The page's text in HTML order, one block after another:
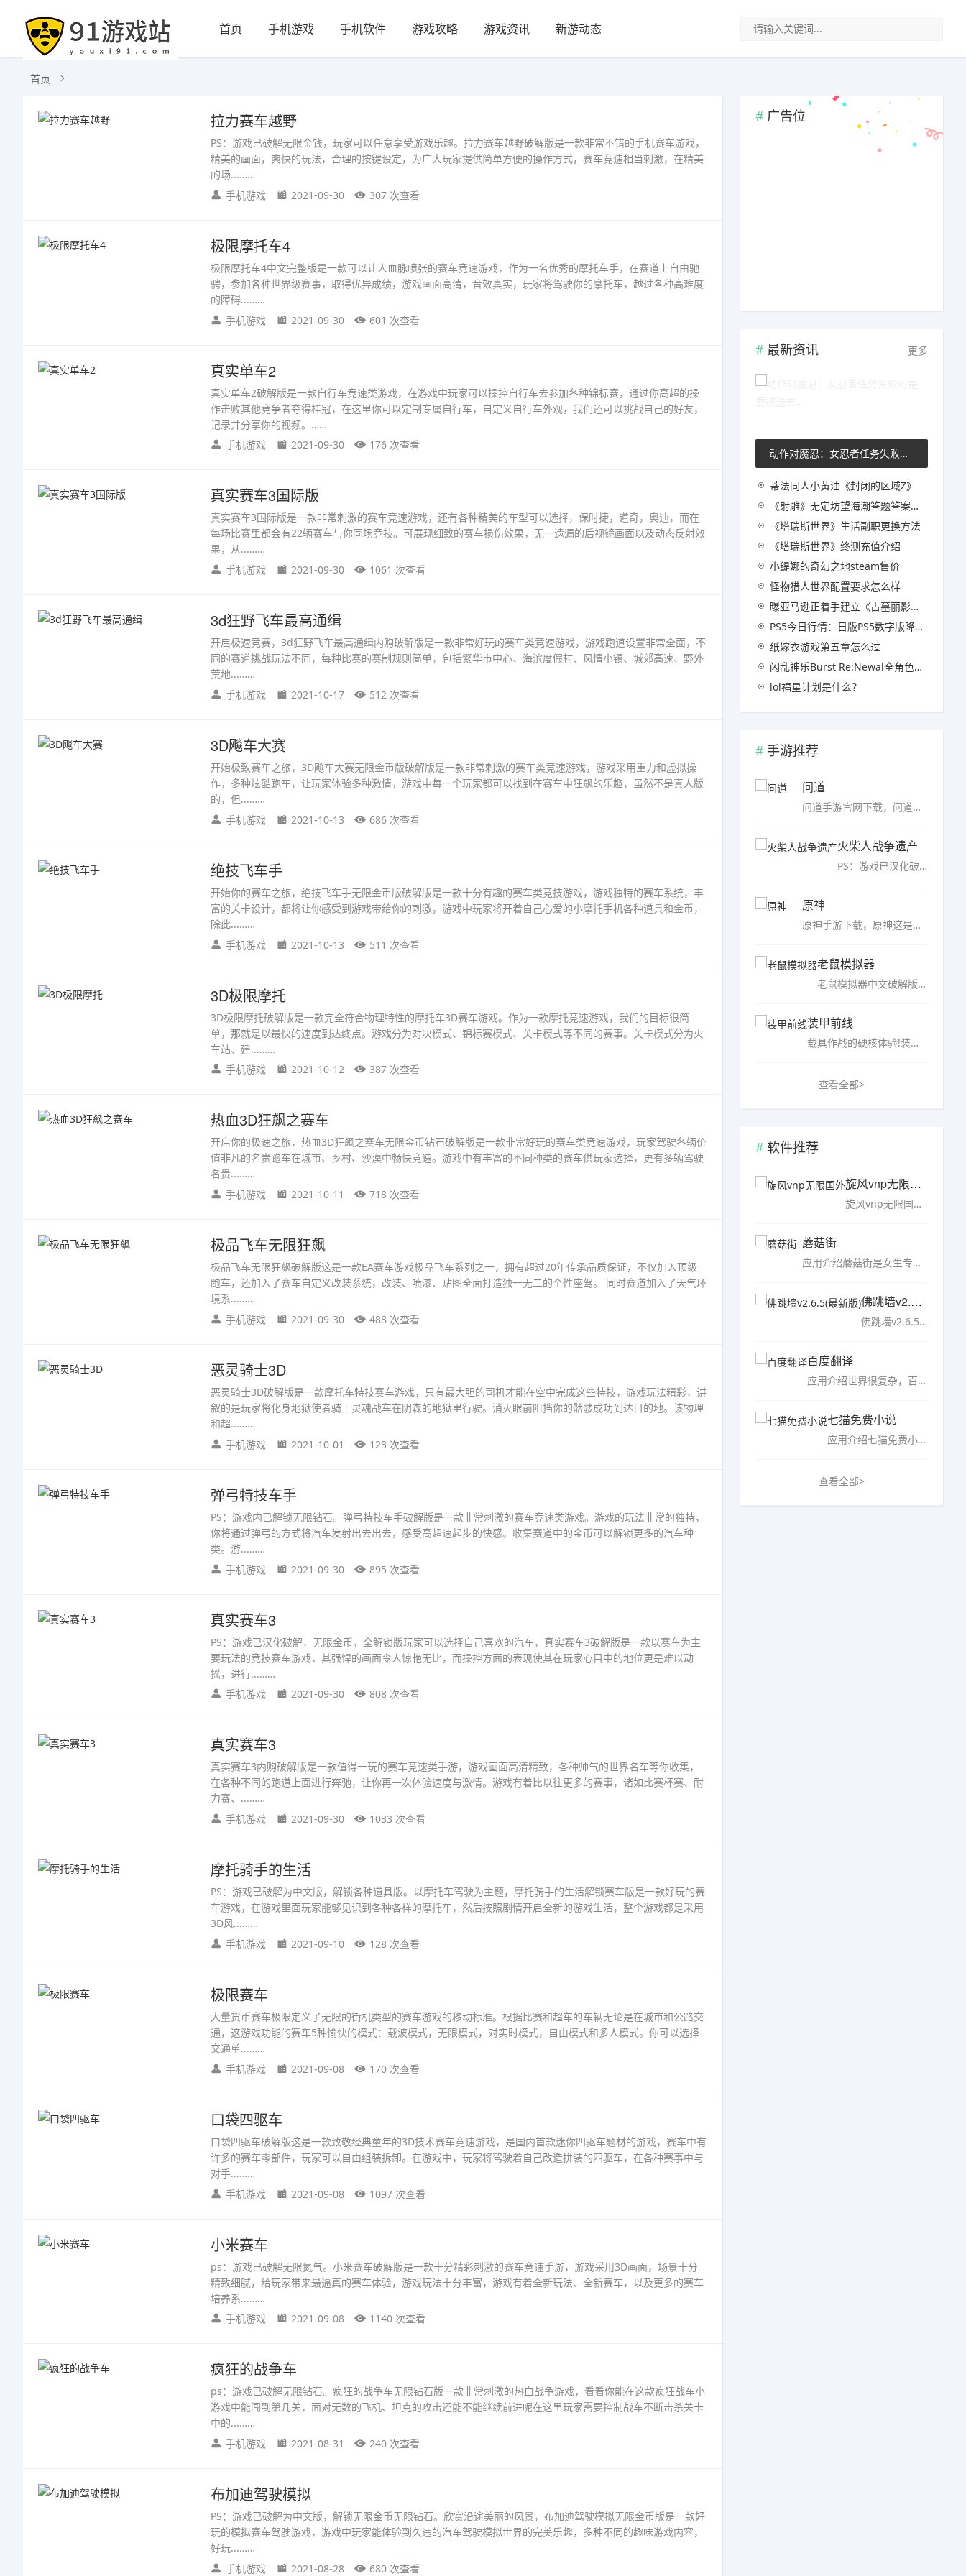
首页 手机游戏 手机软件 游戏攻略 游戏资讯 新游动态
首页
拉力赛车越野
PS：游戏已破解无限金钱，玩家可以任意享受游戏乐趣。拉力赛车越野破解版是一款非常不错的手机赛车游戏，
精美的画面，爽快的玩法，合理的按键设定，为广大玩家提供简单方便的操作方式，赛车竞速相当刺激，在精美
的场...……
手机游戏
2021-09-30 307 次查看
极限摩托车4
极限摩托车4中文完整版是一款可以让人血脉喷张的赛车竞速游戏，作为一名优秀的摩托车手，在赛道上自由驰
骋，参加各种世界级赛事，取得优异成绩，游戏画面高清，音效真实，玩家将驾驶你的摩托车，越过各种高难度
的障碍...……
手机游戏
2021-09-30 601 次查看
真实单车2
真实单车2破解版是一款自行车竞速类游戏，在游戏中玩家可以操控自行车去参加各种锦标赛，通过你高超的操
作击败其他竞争者夺得桂冠，在这里你可以定制专属自行车，自定义自行车外观，我们还可以挑战自己的好友，
记录并分享你的视频。……
手机游戏
2021-09-30 176 次查看
真实赛车3国际版
真实赛车3国际版是一款非常刺激的赛车竞速游戏，还有各种精美的车型可以选择，保时捷，道奇，奥迪，而在
每场比赛里都会有22辆赛车与你同场竞技。可展现细致的赛车损伤效果，无一遗漏的后视镜画面以及动态反射效
果，从...……
手机游戏
2021-09-30 1061 次查看
3d狂野飞车最高通缉
开启极速竞赛，3d狂野飞车最高通缉内购破解版是一款非常好玩的赛车类竞速游戏，游戏跑道设置非常全面，不
同的赛道挑战玩法不同，每种比赛的赛制规则简单，包括繁华市中心、海滨度假村、风情小镇、城郊高速、野外
荒地...……
手机游戏
2021-10-17 512 次查看
3D飚车大赛
开始极致赛车之旅，3D飚车大赛无限金币版破解版是一款非常刺激的赛车类竞速游戏，游戏采用重力和虚拟操
作，多种炫酷跑车，让玩家体验多种激情，游戏中每一个玩家都可以找到在赛车中狂飙的乐趣，虽然不是真人版
的，但...……
手机游戏
2021-10-13 686 次查看
绝技飞车手
开始你的赛车之旅，绝技飞车手无限金币版破解版是一款十分有趣的赛车类竞技游戏，游戏独特的赛车系统，丰
富的关卡设计，都将让你感受到游戏带给你的刺激，游戏中玩家将开着自己心爱的小摩托手机各种道具和金币，
除此...……
手机游戏
2021-10-13 511 次查看
3D极限摩托
3D极限摩托破解版是一款完全符合物理特性的摩托车3D赛车游戏。作为一款摩托竞速游戏，我们的目标很简
单，那就是以最快的速度到达终点。游戏分为对决模式、锦标赛模式、关卡模式等不同的赛事。关卡模式分为火
车站、建...……
手机游戏
2021-10-12 387 次查看
热血3D狂飙之赛车
开启你的极速之旅，热血3D狂飙之赛车无限金币钻石破解版是一款非常好玩的赛车类竞速游戏，玩家驾驶各辆价
值非凡的名贵跑车在城市、乡村、沙漠中畅快竞速。游戏中有丰富的不同种类的赛车供玩家选择，更有多辆驾驶
名贵...……
手机游戏
2021-10-11 718 次查看
极品飞车无限狂飙
极品飞车无限狂飙破解版这是一款EA赛车游戏极品飞车系列之一，拥有超过20年传承品质保证，不仅加入顶级
跑车，还加入了赛车自定义改装系统，改装、喷漆、贴图全面打造独一无二的个性座驾。 同时赛道加入了天气环
境系...……
手机游戏
2021-09-30 488 次查看
恶灵骑士3D
恶灵骑士3D破解版是一款摩托车特技赛车游戏，只有最大胆的司机才能在空中完成这些特技，游戏玩法精彩，讲
叙的是玩家将化身地狱使者骑上灵魂战车在阴森的地狱里行驶。消灭眼前阻挡你的骷髅成功到达目的地。该物理
和超...……
手机游戏
2021-10-01 123 次查看
弹弓特技车手
PS：游戏内已解锁无限钻石。弹弓特技车手破解版是一款非常刺激的赛车竞速类游戏。游戏的玩法非常的独特，
你将通过弹弓的方式将汽车发射出去出去，感受高超速起步的快感。收集赛道中的金币可以解锁更多的汽车种
类。游...……
手机游戏
2021-09-30 895 次查看
真实赛车3
PS：游戏已汉化破解，无限金币，全解锁版玩家可以选择自己喜欢的汽车，真实赛车3破解版是一款以赛车为主
要玩法的竞技赛车游戏，其强悍的画面令人惊艳无比，而操控方面的表现使其在玩家心目中的地位更是难以动
摇，进行...……
手机游戏
2021-09-30 808 次查看
真实赛车3
真实赛车3内购破解版是一款值得一玩的赛车竞速类手游，游戏画面高清精致，各种帅气的世界名车等你收集，
在各种不同的跑道上面进行奔驰，让你再一次体验速度与激情。游戏有着比以往更多的赛事，诸如比赛杯赛、耐
力赛、...……
手机游戏
2021-09-30 1033 次查看
摩托骑手的生活
PS：游戏已破解为中文版，解锁各种道具版。以摩托车驾驶为主题，摩托骑手的生活解锁赛车版是一款好玩的赛
车游戏，在游戏里面玩家能够见识到各种各样的摩托车，然后按照剧情开启全新的游戏生活，整个游戏都是采用
3D风...……
手机游戏
2021-09-10 128 次查看
极限赛车
大量货币赛车极限定义了无限的街机类型的赛车游戏的移动标准。根据比赛和超车的车辆无论是在城市和公路交
通，这游戏功能的赛车5种愉快的模式：载波模式，无限模式，对实时模式，自由模式和多人模式。你可以选择
交通单...……
手机游戏
2021-09-08 170 次查看
口袋四驱车
口袋四驱车破解版这是一款致敬经典童年的3D技术赛车竞速游戏，是国内首款迷你四驱车题材的游戏，赛车中有
许多的赛车零部件，玩家可以自由组装拆卸。在游戏中，玩家将驾驶着自己改造拼装的四驱车，在各种赛事中与
对手...……
手机游戏
2021-09-08 1097 次查看
小米赛车
ps：游戏已破解无限氮气。小米赛车破解版是一款十分精彩刺激的赛车竞速手游，游戏采用3D画面，场景十分
精致细腻，给玩家带来最逼真的赛车体验，游戏玩法十分丰富，游戏有着全新玩法、全新赛车，以及更多的赛车
培养系...……
手机游戏
2021-09-08 1140 次查看
疯狂的战争车
ps：游戏已破解无限钻石。疯狂的战争车无限钻石版一款非常刺激的热血战争游戏，看看你能在这款疯狂战车小
游戏中能闯到第几关，面对无数的飞机、坦克的攻击还能不能继续前进呢在这里玩家需要控制战车不断击杀关卡
中的...……
手机游戏
2021-08-31 240 次查看
布加迪驾驶模拟
PS：游戏已破解为中文版，解锁无限金币无限钻石。欣赏沿途美丽的风景，布加迪驾驶模拟无限金币版是一款好
玩的模拟赛车驾驶游戏，游戏中玩家能体验到久违的汽车驾驶模拟世界的完美乐趣，多种不同的趣味游戏内容，
好玩...……
手机游戏
2021-08-28 680 次查看
广告位
最新资讯 更多
动作对魔忍：女忍者任务失败可是要被送去...
蒂法同人小黄油《封闭的区域Z》
《射雕》无定坊望海潮答题答案一览
《塔瑞斯世界》生活副职更换方法
《塔瑞斯世界》终测充值介绍
小缇娜的奇幻之地steam售价
怪物猎人世界配置要求怎么样
曝亚马逊正着手建立《古墓丽影》宇宙 包含影视和游戏
PS5今日行情：日版PS5数字版降价322元后暂无变动
纸嫁衣游戏第五章怎么过
闪乱神乐Burst Re:Newal全角色介绍
lol福星计划是什么？
手游推荐
问道
问道手游官网下载，问道是基于同名端游戏的角色扮演手游。最终游戏的R&D团队致力于创造它并保留最终游戏的精髓。金木水、火、土五行再团圆，道教五行延续至今，与3亿玩家一起梦回青春。……
火柴人战争遗产
PS：游戏已汉化破解，无限钻石、无限人数、无限金币、无限士兵带你探索未知的神秘世界，火柴人战争遗产无限士兵版是一款格斗无比刺激的战斗游戏，和火柴人一起闯关和冒险，获取各种各样的武器帮助你赢得比赛的胜利，...……
原神
原神手游下载，原神这是一款具有治疗系统风格的冒险手机游戏。在游戏中，玩家置身于一个充满未知与神奇的大陆上，跟随一群新认识的、秦、等主角，在这个世界上探索、冒险。游戏以日式风格和冒险推进剧情。……
老鼠模拟器
老鼠模拟器中文破解版是一款以老鼠为主角的休闲模拟游戏，游戏中，玩家需要扮演一只在野外生存的老鼠，每天寻找食物、建造属于自己的洞穴，还要避开天敌、人类等。游戏模拟体验非常逼真，玩法非常丰富，整个操作比较简单，难度不大，玩法很有趣，快来下载体验吧。……
装甲前线
载具作战的硬核体验!装甲前线修改版带给你最具硬核的载具战斗盛宴，驾驶着古今中外的多种类型战场，驰骋于战场，配合队友利用地形，与对手来一场火炮对拼的畅爽体验，诸多战车类型任你挑选，满足军事爱好者的中级需求...……
查看全部>
软件推荐
旋风vnp无限国外
旋风vnp无限国外，旋风永久免费版采用专业的技术来加速网络连接速度，从而提高用户的上网体验，还可对网络流量进行优化，减少网络流量的使用，节省用户的流量费用，并且可保护用户的网络连接安全，屏蔽可疑网站和恶意软件，让用户的上网体验更加安全可靠。……
蘑菇街
应用介绍蘑菇街是女生专属的一站式消费平台。蘑菇街有上万个精通购物和穿搭的时尚达人，每天在直播间里推荐当季值得买的时尚单品、限时折扣的品牌商品以及源自工厂的性价比好……
佛跳墙v2.6.5(最新版)
佛跳墙v2.6.5(最新版)，佛跳墙pvn拥有全新界面全新操作，破解版也是带来真正的会员通道免费使用，让你的网络直线加速、更加安全稳定！支持多个平台免费使用，支持更多国外游戏的加速，喜欢的朋友们千万不要错过！……
百度翻译
应用介绍世界很复杂，百度更懂你 百度翻译于2015年率先在世界上发布了互联网NMT（神经网络机器翻译）系统，引领机器翻译进入神经网络翻译时代，和传统的机器翻译相比，能够根据上下文……
七猫免费小说
应用介绍七猫免费小说全，免费看书一百年！ 精品小说免费看，现金奖励赚不停！ 【热门好书、影视原著免费看】 《我有一剑》：《一剑独尊》作者青鸾峰上最新力作免费上架！我有一剑，出鞘……
查看全部>